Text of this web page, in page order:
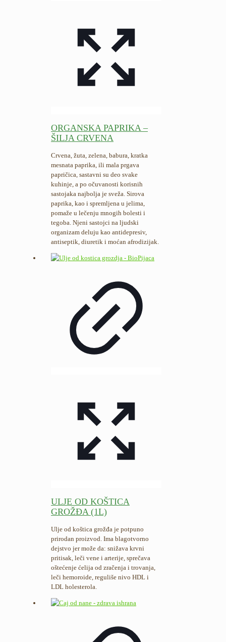
ORGANSKA PAPRIKA –
ŠILJA CRVENA
Crvena, žuta, zelena, babura, kratka
mesnata paprika, ili mala prgava
papričica, sastavni su deo svake
kuhinje, a po očuvanosti korisnih
sastojaka najbolja je sveža. Sirova
paprika, kao i spremljena u jelima,
pomaže u lečenju mnogih bolesti i
tegoba. Njeni sastojci na ljudski
organizam deluju kao antidepresiv,
antiseptik, diuretik i moćan afrodizijak.
ULJE OD KOŠTICA
GROŽĐA (1L)
Ulje od koštica grožđa je potpuno
prirodan proizvod. Ima blagotvorno
dejstvo jer može da: snižava krvni
pritisak, leči vene i arterije, sprečava
oštećenje ćelija od zračenja i trovanja,
leči hemoroide, reguliše nivo HDL i
LDL holesterola.